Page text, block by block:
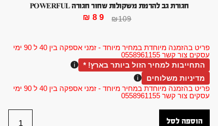
פריט בהזמנה מיוחדת במחיר מיוחד - זמני אספקה בין 40 ל 90 ימי
עסקים צור קשר 0558961155
חגורת גב להרמת משקולות שחור חגורה POWERFUL
₪109
₪89
התחייבות למחיר הזול ביותר בארץ! *
מדיניות משלוחים
פריט בהזמנה מיוחדת במחיר מיוחד - זמני אספקה בין 40 ל 90 ימי
עסקים צור קשר 0558961155
הוספה לסל